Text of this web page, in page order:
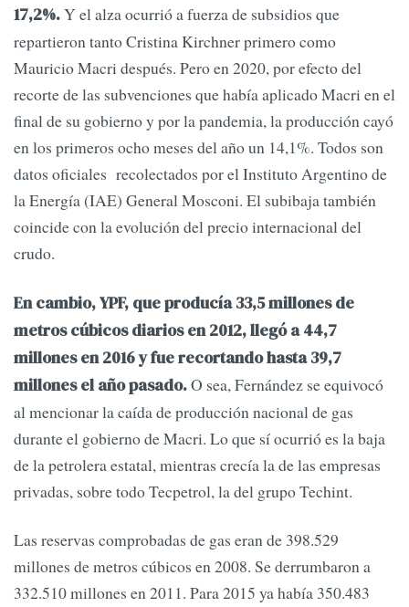
17,2%.Y el alza ocurrió a fuerza de subsidios que
repartieron tanto Cristina Kirchner primero como
Mauricio Macri después. Pero en 2020, por efecto del
recorte de las subvenciones que había aplicado Macri en el
final de su gobierno y por la pandemia, la producción cayó
en los primeros ocho meses del año un 14,1%. Todos son
datos oficiales recolectados por el Instituto Argentino de
la Energía (IAE) General Mosconi. El subibaja también
coincide con la evolución del precio internacional del
crudo.
En cambio, YPF, que producía 33,5 millones de
metros cúbicos diarios en 2012, llegó a 44,7
millones en 2016 y fue recortando hasta 39,7
millones el año pasado.O sea, Fernández se equivocó
al mencionar la caída de producción nacional de gas
durante el gobierno de Macri. Lo que sí ocurrió es la baja
de la petrolera estatal, mientras crecía la de las empresas
privadas, sobre todo Tecpetrol, la del grupo Techint.
Las reservas comprobadas de gas eran de 398.529
millones de metros cúbicos en 2008. Se derrumbaron a
332.510 millones en 2011. Para 2015 ya había 350.483